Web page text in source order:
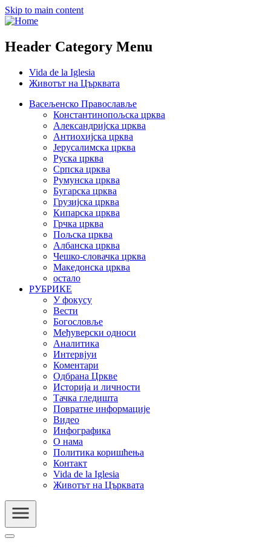
Skip to main content
Header Category Menu
Vida de la Iglesia
Животът на Църквата
Васељенско Православље
Константинопољска црква
Александријска црква
Антиохијска црква
Јерусалимска црква
Руска црква
Српска црква
Румунска црква
Бугарска црква
Грузијска црква
Кипарска црква
Грчка црква
Пољска црква
Албанска црква
Чешко-словачка црква
Македонска црква
остало
РУБРИКЕ
У фокусу
Вести
Богословље
Међуверски односи
Аналитика
Интервјуи
Коментари
Одбрана Цркве
Историја и личности
Тачка гледишта
Повратне информације
Видео
Инфографика
О нама
Политика коришћења
Контакт
Vida de la Iglesia
Животът на Църквата